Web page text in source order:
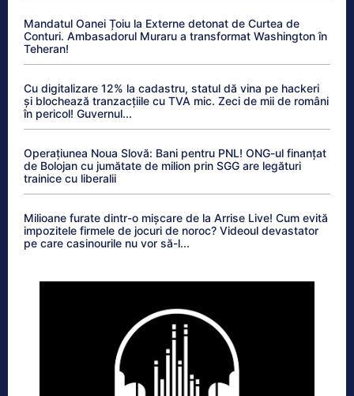
Mandatul Oanei Țoiu la Externe detonat de Curtea de
Conturi. Ambasadorul Muraru a transformat Washington în
Teheran!
Cu digitalizare 12% la cadastru, statul dă vina pe hackeri
și blochează tranzacțiile cu TVA mic. Zeci de mii de români
în pericol! Guvernul...
Operațiunea Noua Slovă: Bani pentru PNL! ONG-ul finanțat
de Bolojan cu jumătate de milion prin SGG are legături
trainice cu liberalii
Milioane furate dintr-o mișcare de la Arrise Live! Cum evită
impozitele firmele de jocuri de noroc? Videoul devastator
pe care casinourile nu vor să-l...